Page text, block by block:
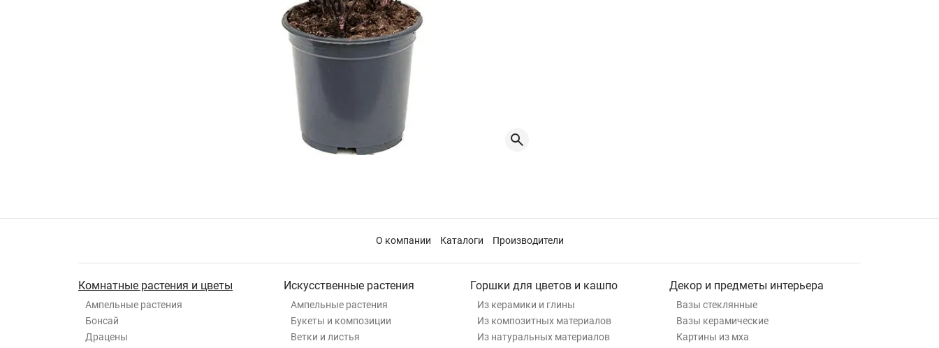
О компании Каталоги Производители
Комнатные растения и цветы
Ампельные растения
Бонсай
Драцены
Искусственные растения
Ампельные растения
Букеты и композиции
Ветки и листья
Горшки для цветов и кашпо
Из керамики и глины
Из композитных материалов
Из натуральных материалов
Декор и предметы интерьера
Вазы стеклянные
Вазы керамические
Картины из мха